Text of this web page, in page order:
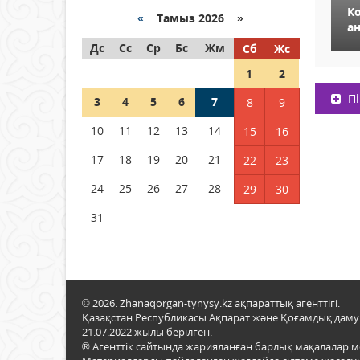
граждане Казахстана,
находящиеся за рубежом?
05 тамыз 2026 ж. 131
Шетелде жүрген Қазақстан
азаматтары қалай дауыс
бере алады?
« Тамыз 2026 »
Дс
Сс Ср Бс Жм Сб
Жс
1
2
3
4 5 6 7 8
9
10
11 12 13 14 15
16
17
18 19 20 21 22
23
24
25 26 27 28 29
30
31
© 2026. Zhanaqorgan-tynysy.kz ақпараттық агенттігі.
Қазақстан Республикасы Ақпарат және Қоғамдық даму
21.07.2022 жылы берілген.
® Агенттік сайтында жарияланған барлық